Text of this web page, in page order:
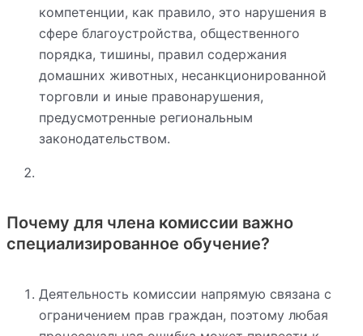
компетенции, как правило, это нарушения в
сфере благоустройства, общественного
порядка, тишины, правил содержания
домашних животных, несанкционированной
торговли и иные правонарушения,
предусмотренные региональным
законодательством.
Почему для члена комиссии важно
специализированное обучение?
Деятельность комиссии напрямую связана с
ограничением прав граждан, поэтому любая